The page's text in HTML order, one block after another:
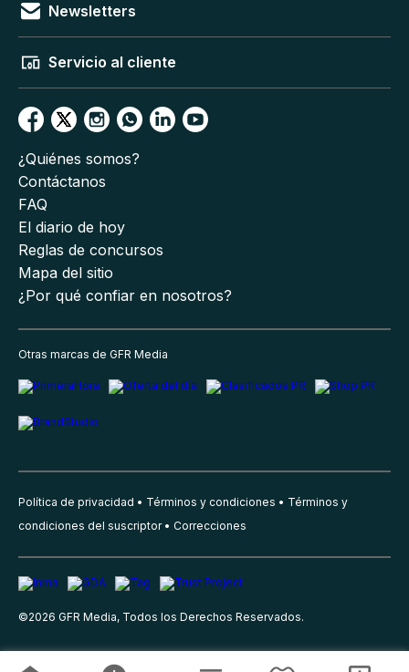
Newsletters
Servicio al cliente
¿Quiénes somos?
Contáctanos
FAQ
El diario de hoy
Reglas de concursos
Mapa del sitio
¿Por qué confiar en nosotros?
Otras marcas de GFR Media
Política de privacidad Términos y condiciones
Términos y
condiciones del suscriptor
Correcciones
©2026 GFR Media, Todos los Derechos Reservados.